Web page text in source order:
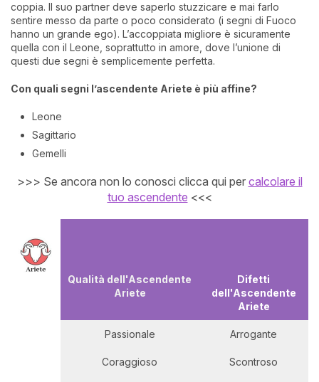
coppia. Il suo partner deve saperlo stuzzicare e mai farlo
sentire messo da parte o poco considerato (i segni di Fuoco
hanno un grande ego). L’accoppiata migliore è sicuramente
quella con il Leone, soprattutto in amore, dove l’unione di
questi due segni è semplicemente perfetta.
Con quali segni l’ascendente Ariete è più affine?
Leone
Sagittario
Gemelli
>>> Se ancora non lo conosci clicca qui per calcolare il
tuo ascendente <<<
Qualità dell'Ascendente
Ariete
Difetti
dell'Ascendente
Ariete
Passionale Arrogante
Coraggioso Scontroso